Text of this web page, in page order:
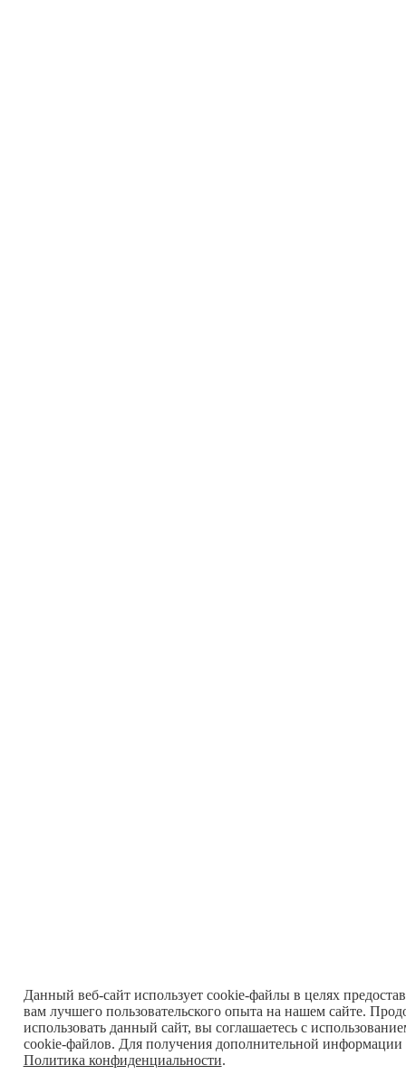
Данный веб-сайт использует cookie-файлы в целях
вам лучшего пользовательского опыта на нашем сайте.
использовать данный сайт, вы соглашаетесь с
cookie-файлов. Для получения дополнительной информации
Политика конфиденциальности.